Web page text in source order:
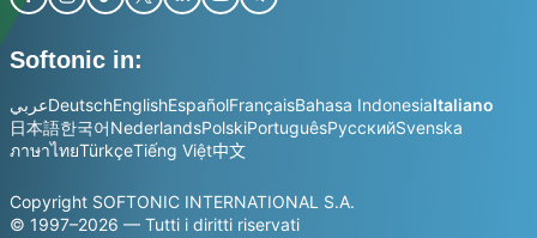
Softonic in:
عربيDeutschEnglishEspañolFrançaisBahasa IndonesiaItaliano
日本語한국어NederlandsPolskiPortuguêsРусскийSvenska
ภาษาไทยTürkçeTiếng Việt中文
Copyright SOFTONIC INTERNATIONAL S.A.
© 1997–2026 — Tutti i diritti riservati